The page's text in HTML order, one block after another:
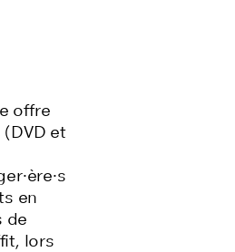
offre
et
en
de
lors